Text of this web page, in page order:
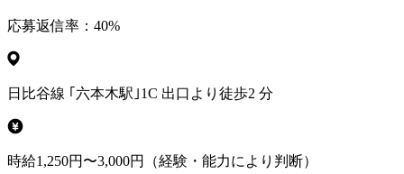
応募返信率： 40%
日比谷線 ｢六本木駅｣1C 出口より徒歩2 分
時給1,250円〜3,000円（経験・能力により判断）